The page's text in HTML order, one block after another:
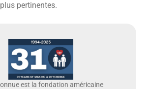
pertinentes.
est la fondation américaine